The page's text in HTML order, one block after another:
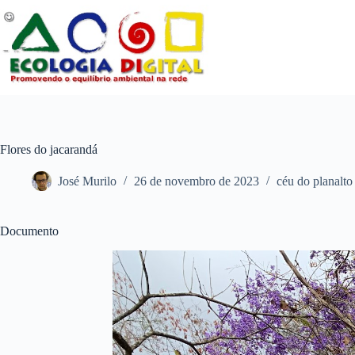
para
conteúdo
Flores do jacarandá
José Murilo 26 de novembro de 2023 céu do planalto
Documento